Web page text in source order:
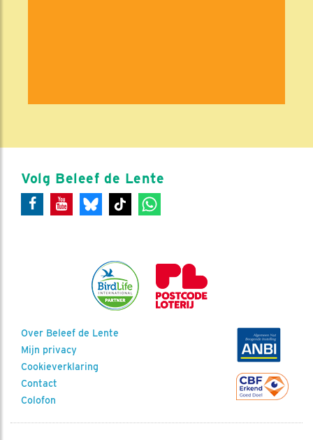
Volg Beleef de Lente
Over Beleef de Lente
Mijn privacy
Cookieverklaring
Contact
Colofon